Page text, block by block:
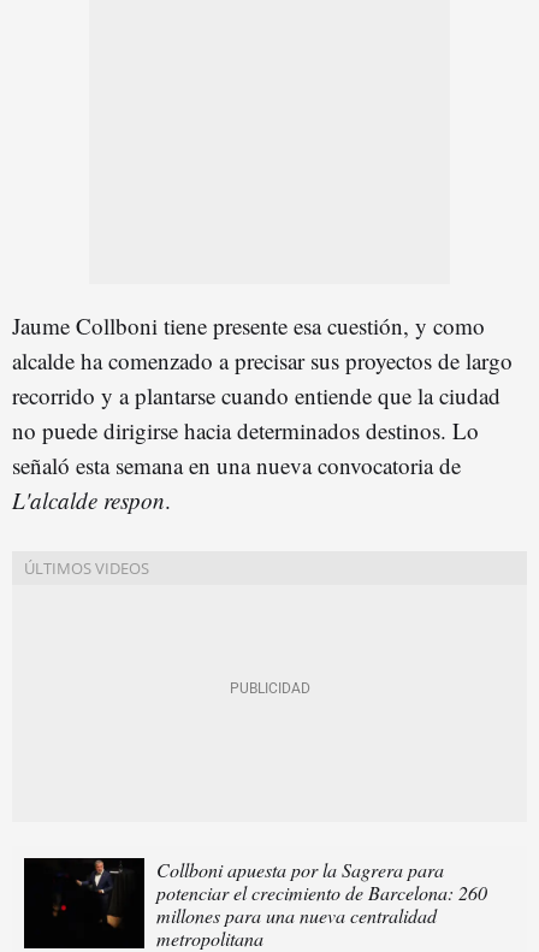
Jaume Collboni tiene presente esa cuestión, y como
alcalde ha comenzado a precisar sus proyectos de largo
recorrido y a plantarse cuando entiende que la ciudad
no puede dirigirse hacia determinados destinos. Lo
señaló esta semana en una nueva convocatoria de
L'alcalde respon.
Collboni apuesta por la Sagrera para
potenciar el crecimiento de Barcelona: 260
millones para una nueva centralidad
metropolitana